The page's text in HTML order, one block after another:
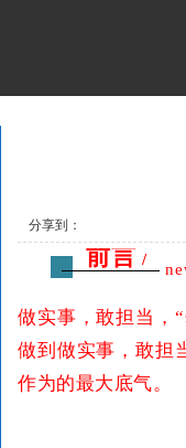
分享到：
前言 /
做实事，敢担当，
做到做实事，敢担
作为的最大底气。